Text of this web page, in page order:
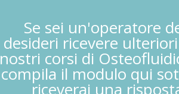
Se sei un'operatore
desideri ricevere
nostri corsi di
compila il modulo qui
riceverai una